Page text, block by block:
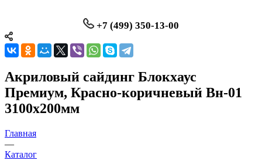
+7 (499) 350-13-00
Акриловый сайдинг Блокхаус
Премиум, Красно-коричневый Вн-01
3100х200мм
Главная
—
Каталог